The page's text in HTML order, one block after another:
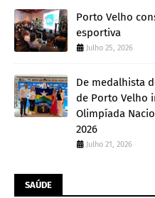
Porto Velho
esportiva
Julho 25, 2026
De medalhista
de Porto Velho
Olimpíada
2026
Julho 21, 2026
SAÚDE